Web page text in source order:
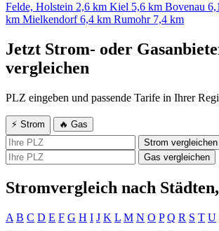
Felde, Holstein 2,6 km Kiel 5,6 km Bovenau
km Mielkendorf6,4 km Rumohr 7,4 km
Jetzt Strom- oder
vergleichen
PLZ eingeben und passende Tarife in Ihrer
⚡ Strom
🔥 Gas
Strom vergleichen
Gas vergleichen
Stromvergleich nach
A B C D E F G H I J K L M N O P Q R S T U